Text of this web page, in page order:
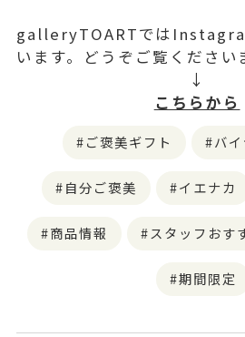
galleryTOARTでは
います。どうぞご覧ください
↓
こちらから
ご褒美ギフト バ
自分ご褒美 イエナカ
商品情報 スタッフおす
期間限定